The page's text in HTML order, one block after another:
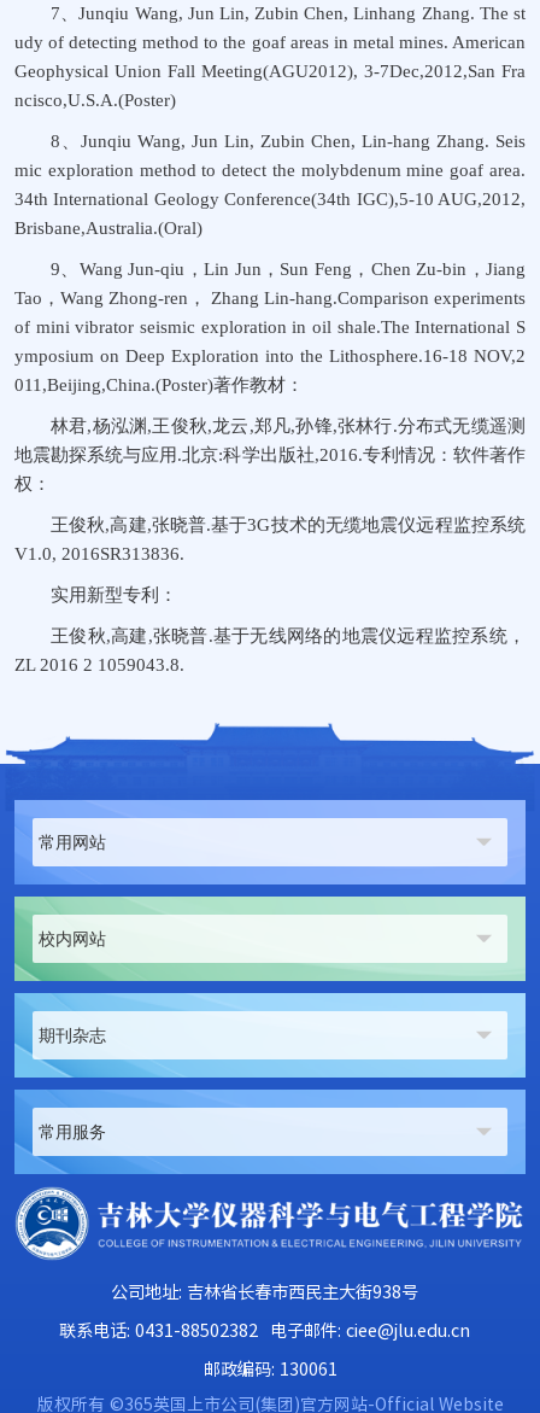
7、Junqiu Wang, Jun Lin, Zubin Chen, Linhang Zhang. The st
udy of detecting method to the goaf areas in metal mines. American
Geophysical Union Fall Meeting(AGU2012), 3-7Dec,2012,San Fra
ncisco,U.S.A.(Poster)
8、Junqiu Wang, Jun Lin, Zubin Chen, Lin-hang Zhang. Seis
mic exploration method to detect the molybdenum mine goaf area.
34th International Geology Conference(34th IGC),5-10 AUG,2012,
Brisbane,Australia.(Oral)
9、Wang Jun-qiu，Lin Jun，Sun Feng，Chen Zu-bin，Jiang
Tao，Wang Zhong-ren， Zhang Lin-hang.Comparison experiments
of mini vibrator seismic exploration in oil shale.The International S
ymposium on Deep Exploration into the Lithosphere.16-18 NOV,2
011,Beijing,China.(Poster)著作教材：
林君,杨泓渊,王俊秋,龙云,郑凡,孙锋,张林行.分布式无缆遥测
地震勘探系统与应用.北京:科学出版社,2016.专利情况：软件著作
权：
王俊秋,高建,张晓普.基于3G技术的无缆地震仪远程监控系统
V1.0, 2016SR313836.
实用新型专利：
王俊秋,高建,张晓普.基于无线网络的地震仪远程监控系统，
ZL 2016 2 1059043.8.
常用网站
校内网站
期刊杂志
常用服务
公司地址: 吉林省长春市西民主大街938号
联系电话: 0431-88502382 电子邮件: ciee@jlu.edu.cn
邮政编码: 130061
版权所有 ©365英国上市公司(集团)官方网站-Official Website